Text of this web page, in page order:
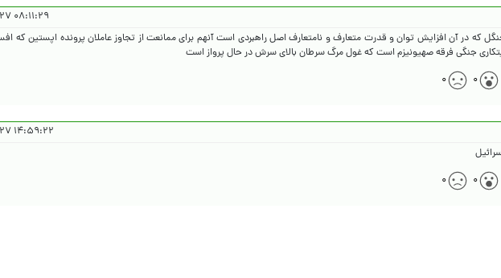
۰۸:۱۱:۲۹ ۱۴۰۵/۲/۲۷
که در آن افزایش توان و قدرت متعارف و نامتعارف اصل راهبردی است آنهم برای ممانعت از تجاوز عاملان پرونده اپستین که
جنگی فرقه صهیونیزم است که غول مرگ سرطان بالای سرش در حال پرواز است
۰ ۰
۱۴:۵۹:۲۲ ۱۴۰۵/۲/۲۷
۰ ۰